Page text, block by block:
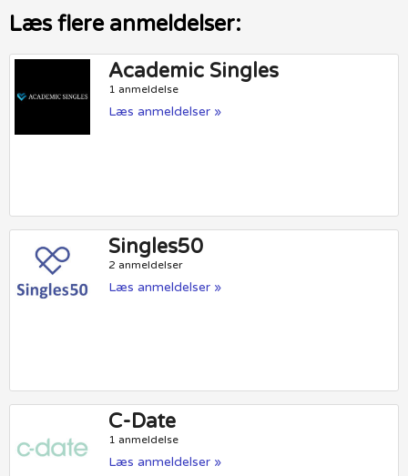
Læs flere anmeldelser:
Academic Singles
1 anmeldelse
Læs anmeldelser »
Singles50
2 anmeldelser
Læs anmeldelser »
C-Date
1 anmeldelse
Læs anmeldelser »